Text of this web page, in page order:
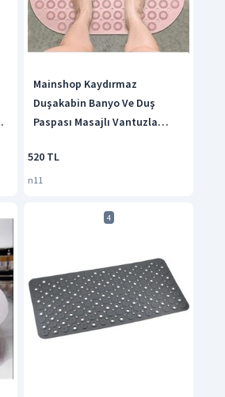
Mainshop Kaydırmaz
Duşakabin Banyo Ve Duş
Paspası Masajlı Vantuzla
PembeMainshop Kaydırmaz
Duşakabin Banyo Ve Duş
Yapışır 37 X 69 Cm Bnysti
520 TL
n11
4